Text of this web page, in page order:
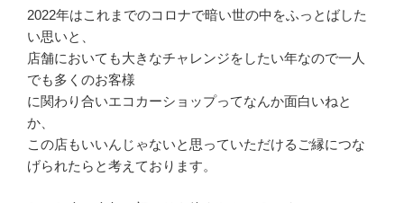
2022年はこれまでのコロナで暗い世の中をふっとばした
い思いと、
店舗においても大きなチャレンジをしたい年なので一人
でも多くのお客様
に関わり合いエコカーショップってなんか面白いねと
か、
この店もいいんじゃないと思っていただけるご縁につな
げられたらと考えております。